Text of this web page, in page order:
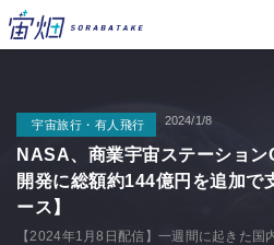
宇宙旅行・有人飛行 2024/1/8
NASA、商業宇宙ステーショ
開発に総額約144億円を追加で
ース】
【2024年1月8日配信】一週間に起きた